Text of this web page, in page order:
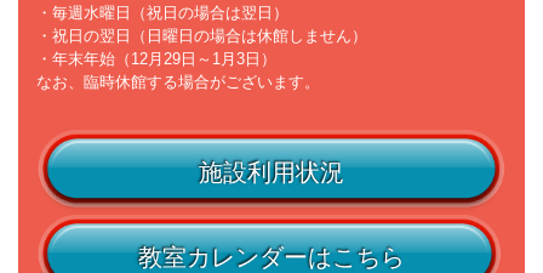
・毎週水曜日（祝日の場合は翌日）
・祝日の翌日（日曜日の場合は休館しません）
・年末年始（12月29日～1月3日）
なお、臨時休館する場合がございます。
施設利用状況
教室カレンダーはこちら